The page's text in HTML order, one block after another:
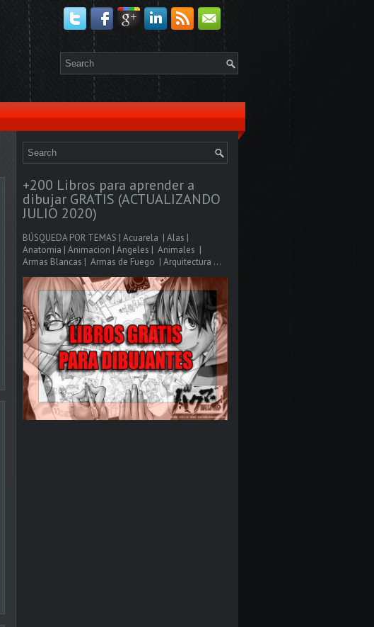
+200 Libros para aprender a
dibujar GRATIS (ACTUALIZANDO
JULIO 2020)
BÚSQUEDA POR TEMAS | Acuarela | Alas |
Anatomia | Animacion | Angeles | Animales |
Armas Blancas | Armas de Fuego | Arquitectura ...